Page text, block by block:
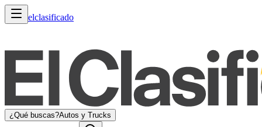
elclasificado
¿Qué buscas?Autos y Trucks